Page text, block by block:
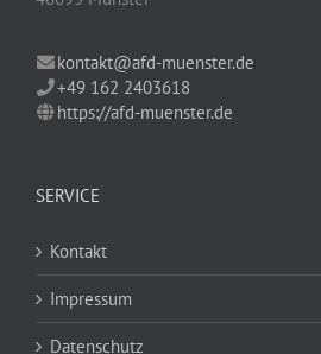
kontakt@afd-muenster.de
+49 162 2403618
https://afd-muenster.de
SERVICE
Kontakt
Impressum
Datenschutz